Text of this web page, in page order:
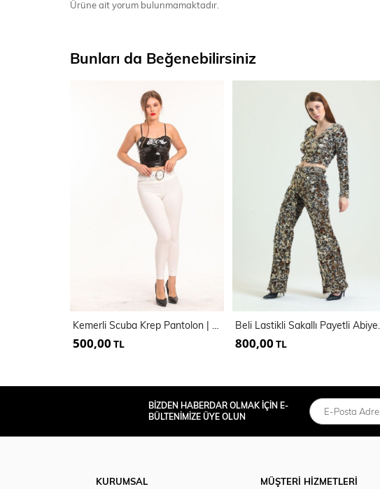
Ürüne ait yorum bulunmamaktadır.
Bunları da Beğenebilirsiniz
500,00 TL 800,00 TL
BİZDEN HABERDAR OLMAK İÇİN E-
BÜLTENİMİZE ÜYE OLUN
KURUMSAL MÜŞTERİ HİZMETLERİ